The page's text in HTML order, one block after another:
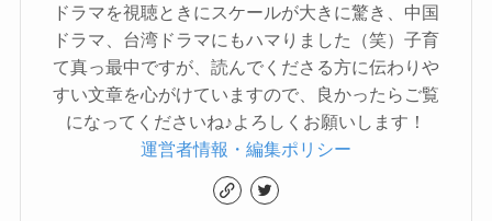
ドラマを視聴ときにスケールが大きに驚き、中国
ドラマ、台湾ドラマにもハマりました（笑）子育
て真っ最中ですが、読んでくださる方に伝わりや
すい文章を心がけていますので、良かったらご覧
になってくださいね♪よろしくお願いします！
運営者情報・編集ポリシー